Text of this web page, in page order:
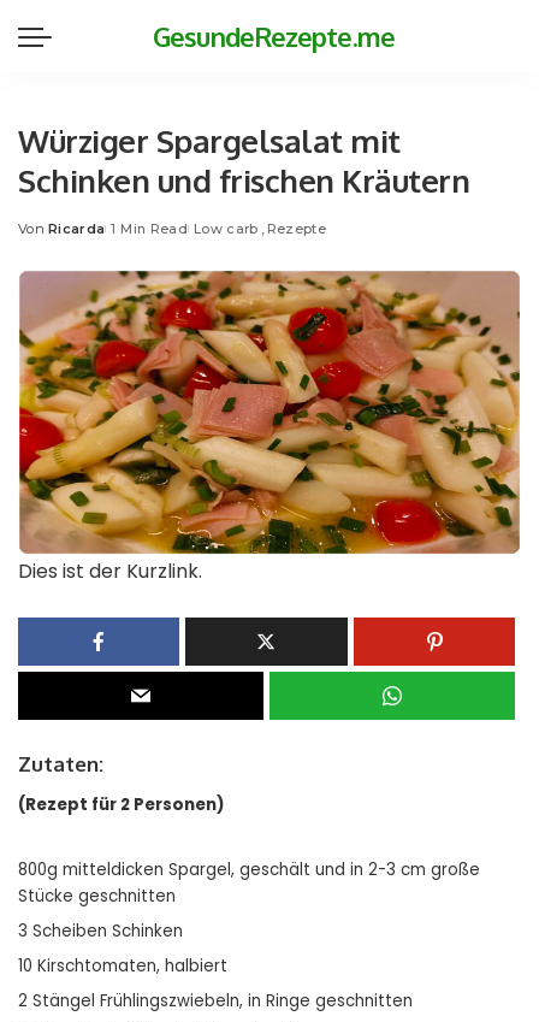
GesundeRezepte.me
Würziger Spargelsalat mit
Schinken und frischen Kräutern
Posted
Von Ricarda 1 Min Read Low carb Rezepte
Dies ist der Kurzlink.
Zutaten:
(Rezept für 2 Personen)
800g mitteldicken Spargel, geschält und in 2-3 cm große
Stücke geschnitten
3 Scheiben Schinken
10 Kirschtomaten, halbiert
2 Stängel Frühlingszwiebeln, in Ringe geschnitten